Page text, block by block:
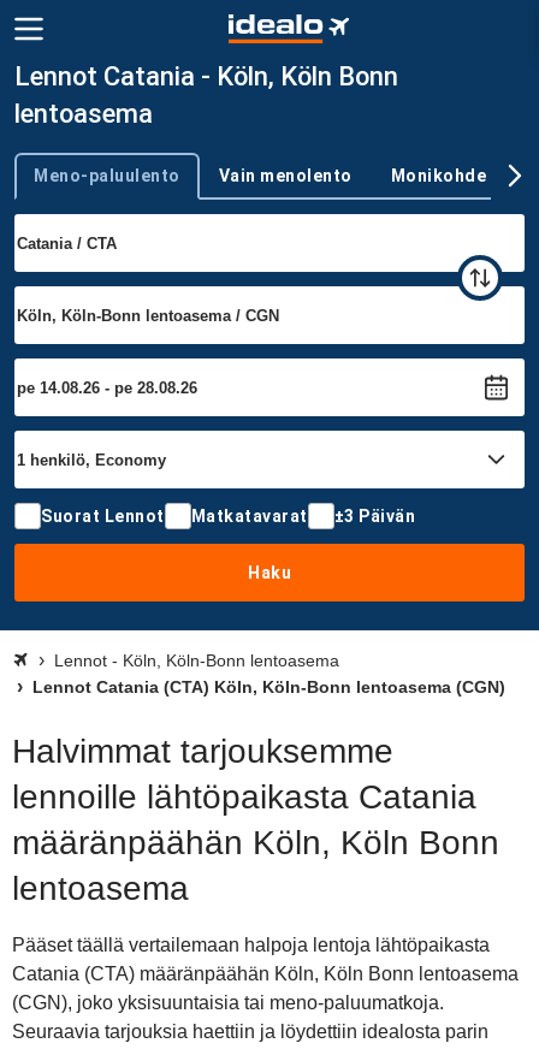
Lennot Catania - Köln, Köln Bonn
lentoasema
Trip type
Meno-paluulento Vain menolento Monikohde
Suorat Lennot Matkatavarat ±3 Päivän
Haku
Lennot - Köln, Köln-Bonn lentoasema
Lennot Catania (CTA) Köln, Köln-Bonn lentoasema (CGN)
Halvimmat tarjouksemme
lennoille lähtöpaikasta Catania
määränpäähän Köln, Köln Bonn
lentoasema
Pääset täällä vertailemaan halpoja lentoja lähtöpaikasta
Catania (CTA) määränpäähän Köln, Köln Bonn lentoasema
(CGN), joko yksisuuntaisia tai meno-paluumatkoja.
Seuraavia tarjouksia haettiin ja löydettiin idealosta parin